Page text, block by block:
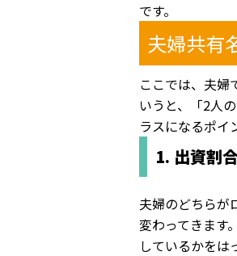
です。
夫婦共有
ここでは、夫婦
いうと、「2人
ラスになるポイ
1. 出資割
夫婦のどちらが
変わってきます
しているかをは